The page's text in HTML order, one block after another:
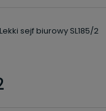
Lekki sejf biurowy SL185/2